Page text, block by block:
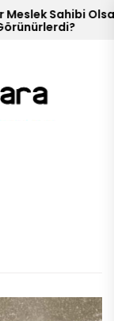
Sahibi Olsalar